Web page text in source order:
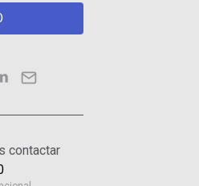
contactar